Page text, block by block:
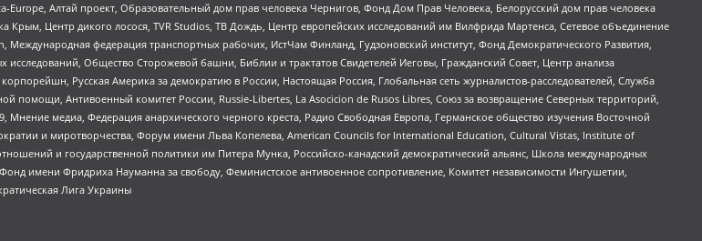
Алтай проект, Образовательный дом прав человека Чернигов, Фонд Дом Прав Человека, Белорусский дом прав человека
Центр дикого лосося, TVR Studios, ТВ Дождь, Центр европейских исследований им Вилфрида Мартенса, Сетевое объединение
федерация транспортных рабочих, ИстЧам Финланд, Гудзоновский институт, Фонд Демократического Развития,
Общество Сторожевой башни, Библии и трактатов Свидетелей Иеговы, Гражданский Совет, Центр анализа
Русская Америка за демократию в России, Настоящая Россия, Глобальная сеть журналистов-расследователей, Служба
помощи, Антивоенный комитет России, Russie-Libertes, La Asocicion de Rusos Libres, Союз за возвращение Северных территорий,
медиа, Федерация анархического черного креста, Радио Свободная Европа, Германское общество изучения Восточной
и миротворчества, Форум имени Льва Копелева, American Councils for International Education, Cultural Vistas, Institute of
и государственной политики им Питера Мунка, Российско-канадский демократический альянс, Школа международных
имени Фридриха Науманна за свободу, Феминистское антивоенное сопротивление, Комитет независимости Ингушетии,
Лига Украины